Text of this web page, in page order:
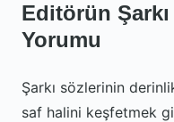
Editörün
Yorumu
Şarkı sözlerinin
saf halini keşfetmek